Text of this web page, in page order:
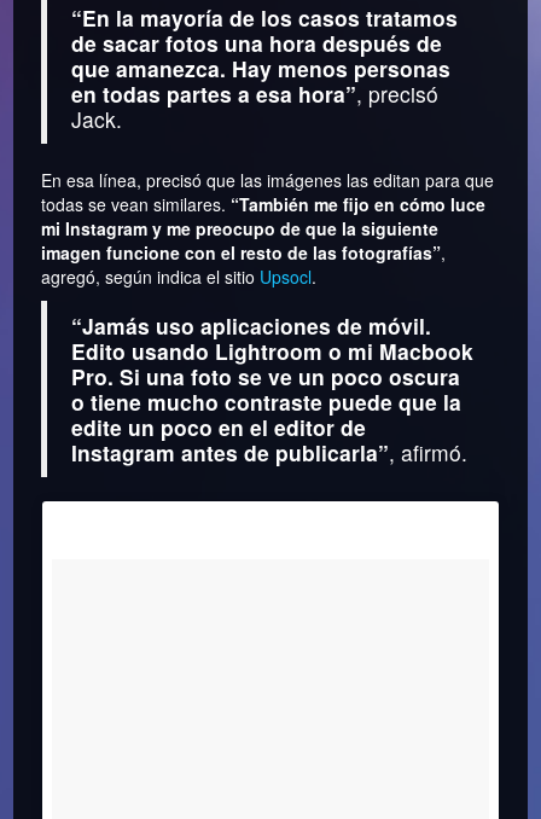
“En la mayoría de los casos tratamos
de sacar fotos una hora después de
que amanezca. Hay menos personas
en todas partes a esa hora”, precisó
Jack.
En esa línea, precisó que las imágenes las editan para que
todas se vean similares. “También me fijo en cómo luce
mi Instagram y me preocupo de que la siguiente
imagen funcione con el resto de las fotografías”,
agregó, según indica el sitio Upsocl.
“Jamás uso aplicaciones de móvil.
Edito usando Lightroom o mi Macbook
Pro. Si una foto se ve un poco oscura
o tiene mucho contraste puede que la
edite un poco en el editor de
Instagram antes de publicarla”, afirmó.